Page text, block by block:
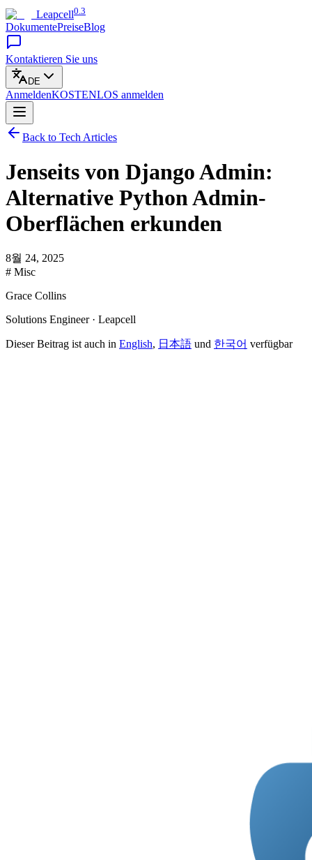
Leapcell0.3
DokumentePreiseBlog
Kontaktieren Sie uns
DE
AnmeldenKOSTENLOS anmelden
Back to Tech Articles
Jenseits von Django Admin:
Alternative Python Admin-
Oberflächen erkunden
8월 24, 2025
# Misc
Grace Collins
Solutions Engineer · Leapcell
Dieser Beitrag ist auch in English, 日本語 und 한국어 verfügbar